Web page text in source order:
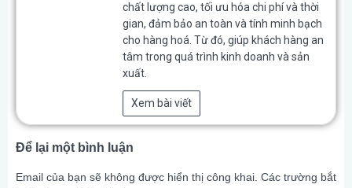
chất lượng cao, tối ưu hóa chi phí và thời
gian, đảm bảo an toàn và tính minh bạch
cho hàng hoá. Từ đó, giúp khách hàng an
tâm trong quá trình kinh doanh và sản
xuất.
Xem bài viết
Để lại một bình luận
Email của bạn sẽ không được hiển thị công khai. Các trường bắt